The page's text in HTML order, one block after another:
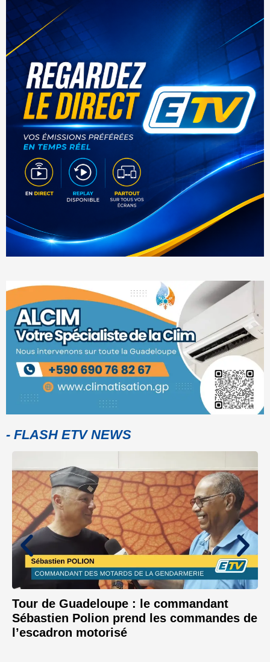
- FLASH ETV NEWS
Tour de Guadeloupe : le commandant
Sébastien Polion prend les commandes de
l’escadron motorisé